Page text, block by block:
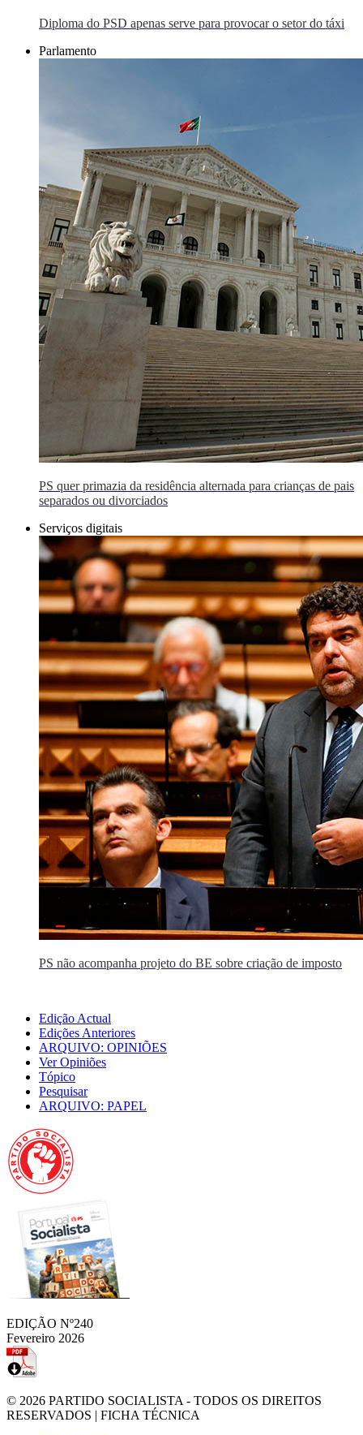
Diploma do PSD apenas serve para provocar o setor do táxi
Parlamento
PS quer primazia da residência alternada para crianças de pais
separados ou divorciados
Serviços digitais
PS não acompanha projeto do BE sobre criação de imposto
Edição Actual
Edições Anteriores
ARQUIVO: OPINIÕES
Ver Opiniões
Tópico
Pesquisar
ARQUIVO: PAPEL
EDIÇÃO Nº240
Fevereiro 2026
© 2026 PARTIDO SOCIALISTA - TODOS OS DIREITOS
RESERVADOS | FICHA TÉCNICA